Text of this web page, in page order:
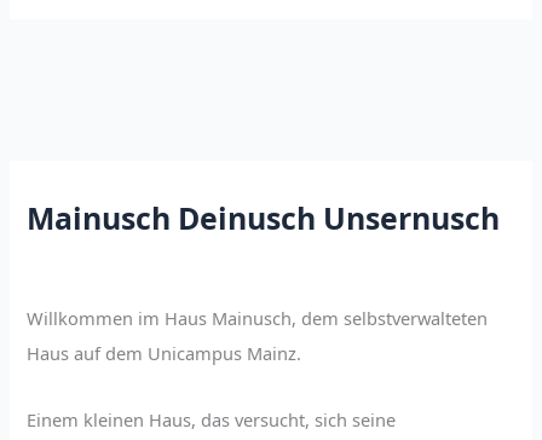
Mainusch Deinusch Unsernusch
Willkommen im Haus Mainusch, dem selbstverwalteten
Haus auf dem Unicampus Mainz.
Einem kleinen Haus, das versucht, sich seine